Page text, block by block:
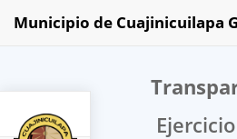
Municipio de Cuajinicuilapa
Ejercicio